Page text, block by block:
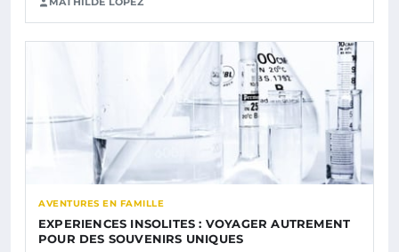
AVENTURES EN FAMILLE
EXPERIENCES INSOLITES : VOYAGER AUTREMENT
POUR DES SOUVENIRS UNIQUES